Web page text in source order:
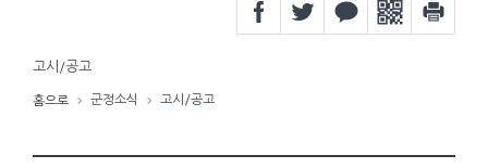
고시/공고
홈으로 군정소식 고시/공고